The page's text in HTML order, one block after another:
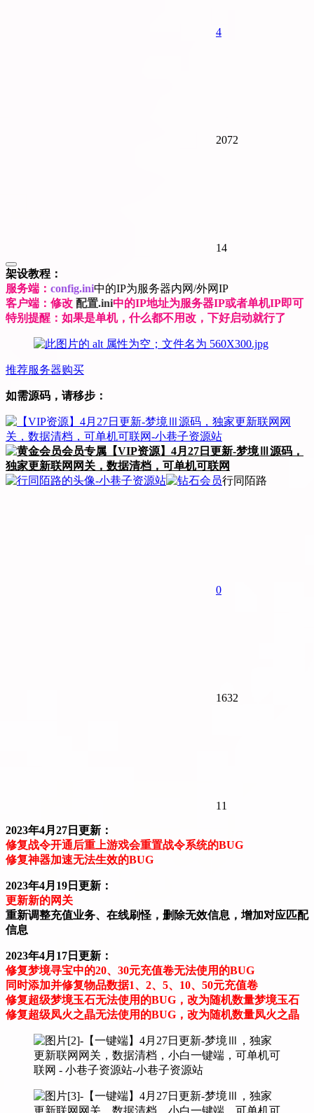
4
2072
14
架设教程：
服务端： config.ini中的IP为服务器内网/外网IP
客户端：修改 配置.ini中的IP地址为服务器IP或者单机IP即可
特别提醒：如果是单机，什么都不用改，下好启动就行了
推荐服务器购买
如需源码，请移步：
会员专属 【VIP资源】4月27日更新-梦境Ⅲ源码，
独家更新联网网关，数据清档，可单机可联网
行同陌路
0
1632
11
2023年4月27日更新：
修复战令开通后重上游戏会重置战令系统的BUG
修复神器加速无法生效的BUG
2023年4月19日更新：
更新新的网关
重新调整充值业务、在线刷怪，删除无效信息，增加对应匹配
信息
2023年4月17日更新：
修复梦境寻宝中的20、30元充值卷无法使用的BUG
同时添加并修复物品数据1、2、5、10、50元充值卷
修复超级梦境玉石无法使用的BUG，改为随机数量梦境玉石
修复超级凤火之晶无法使用的BUG，改为随机数量凤火之晶